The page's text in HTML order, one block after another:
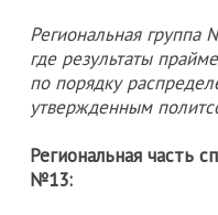
Региональная группа
где результаты
по порядку
утвержденным
Региональная часть
№13: